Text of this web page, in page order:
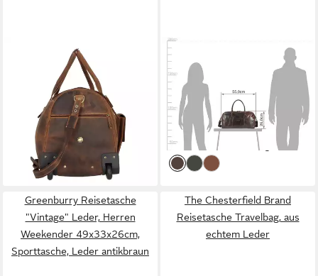
Reisetasche Vintage, Leder
lieferbar - in 3-4 Werktagen bei dir
GREENBURRY
Reisetasche "Newport" Leder
Reisetasche, Weekender
55x26x26cm, Sporttasche,
Leder
ab 259,00 €
lieferbar - in 3-4 Werktagen bei dir
Greenburry Reisetasche
"Vintage" Leder, Herren
Weekender 49x33x26cm,
Sporttasche, Leder antikbraun
The Chesterfield Brand
Reisetasche Travelbag, aus
echtem Leder